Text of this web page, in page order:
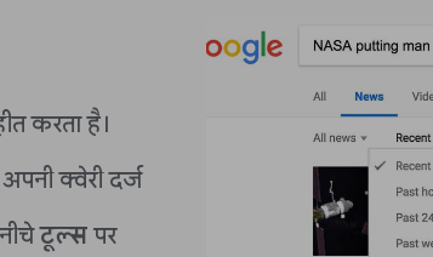
करता है।
क्वेरी दर्ज
टूल्स पर